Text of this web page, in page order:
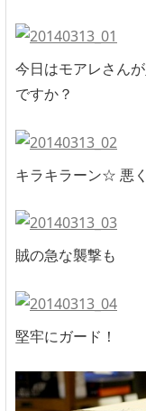
今日はモアレさんが
ですか？
キラキラーン☆ 悪
賊の急な襲撃も
堅牢にガード！